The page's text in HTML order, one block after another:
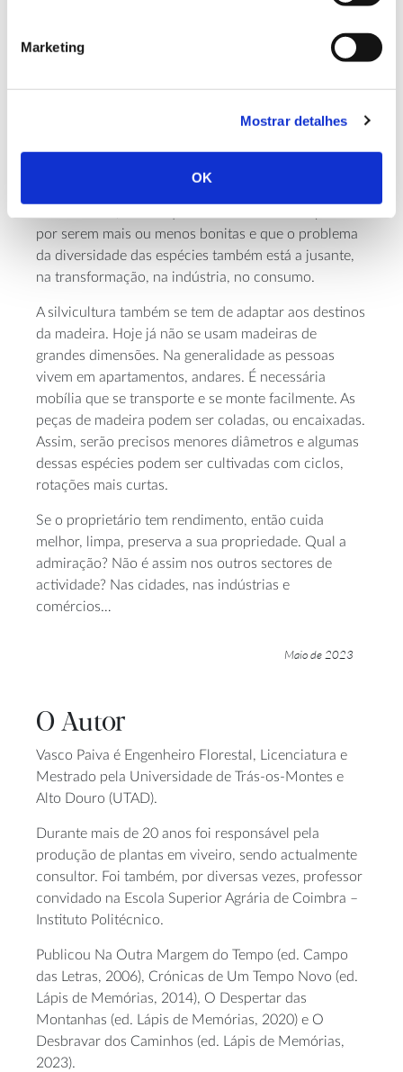
Marketing
Mostrar detalhes
OK
porque há venda e transformação para o seu fruto.
Há interesse pelo pinheiro-manso, nos locais
capacidade de transformação, como a preparação
do miolo e assim por diante.
por serem mais ou menos bonitas e que o problema
da diversidade das espécies também está a jusante,
na transformação, na indústria, no consumo.
A silvicultura também se tem de adaptar aos destinos
da madeira. Hoje já não se usam madeiras de
grandes dimensões. Na generalidade as pessoas
vivem em apartamentos, andares. É necessária
mobília que se transporte e se monte facilmente. As
peças de madeira podem ser coladas, ou encaixadas.
Assim, serão precisos menores diâmetros e algumas
dessas espécies podem ser cultivadas com ciclos,
rotações mais curtas.
Se o proprietário tem rendimento, então cuida
melhor, limpa, preserva a sua propriedade. Qual a
admiração? Não é assim nos outros sectores de
actividade? Nas cidades, nas indústrias e
comércios…
Maio de 2023
O Autor
Vasco Paiva é Engenheiro Florestal, Licenciatura e
Mestrado pela Universidade de Trás-os-Montes e
Alto Douro (UTAD).
Durante mais de 20 anos foi responsável pela
produção de plantas em viveiro, sendo actualmente
consultor. Foi também, por diversas vezes, professor
convidado na Escola Superior Agrária de Coimbra –
Instituto Politécnico.
Publicou Na Outra Margem do Tempo (ed. Campo
das Letras, 2006), Crónicas de Um Tempo Novo (ed.
Lápis de Memórias, 2014), O Despertar das
Montanhas (ed. Lápis de Memórias, 2020) e O
Desbravar dos Caminhos (ed. Lápis de Memórias,
2023).